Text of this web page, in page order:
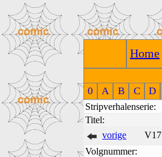
Home
0 A B C D
Stripverhalenserie:
Titel:
vorige
V17
Volgnummer: